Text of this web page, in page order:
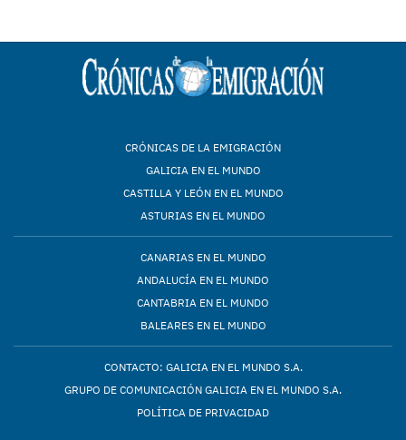
CRÓNICAS DE LA EMIGRACIÓN
GALICIA EN EL MUNDO
CASTILLA Y LEÓN EN EL MUNDO
ASTURIAS EN EL MUNDO
CANARIAS EN EL MUNDO
ANDALUCÍA EN EL MUNDO
CANTABRIA EN EL MUNDO
BALEARES EN EL MUNDO
CONTACTO: GALICIA EN EL MUNDO S.A.
GRUPO DE COMUNICACIÓN GALICIA EN EL MUNDO S.A.
POLÍTICA DE PRIVACIDAD